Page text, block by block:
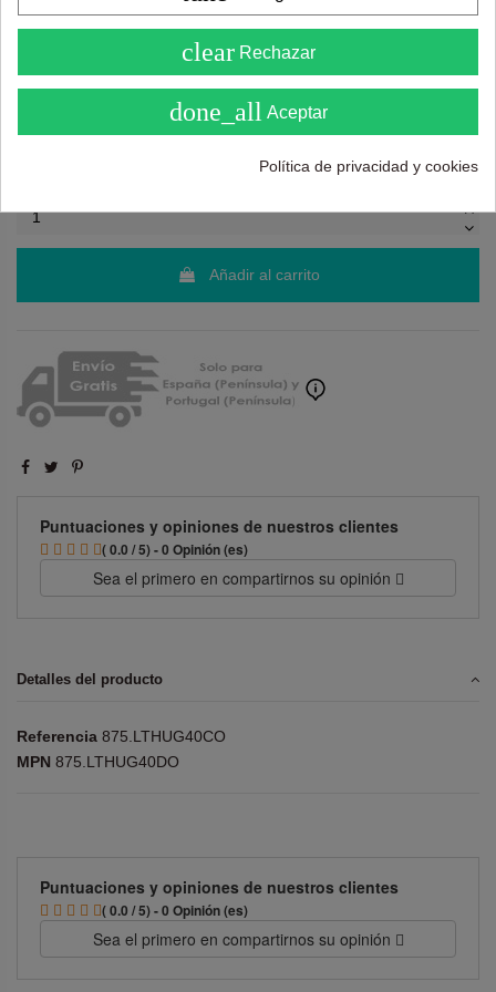
Recuerda utiliza "PROMO"para obtener un
Añadir al carrito
Puntuaciones y opiniones de nuestros clientes
( 0.0 / 5) - 0 Opinión (es)
Sea el primero en compartirnos su opinión
Detalles del producto
Referencia 875.LTHUG40CO
MPN 875.LTHUG40DO
Puntuaciones y opiniones de nuestros clientes
( 0.0 / 5) - 0 Opinión (es)
Sea el primero en compartirnos su opinión
clear Rechazar
done_all Aceptar
Política de privacidad y cookies